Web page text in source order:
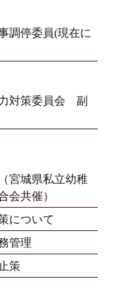
調停委員(現在に
対策委員会 副
宮城県私立幼稚
会共催）
について
管理
策